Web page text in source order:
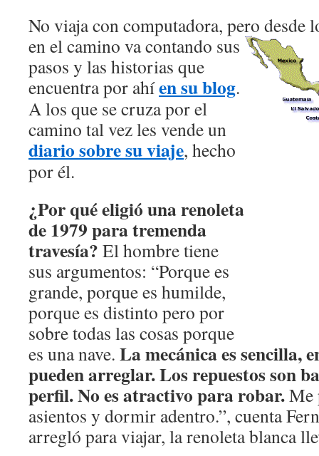
No viaja con computadora, pero desde
en el camino va contando sus
pasos y las historias que
encuentra por ahíen su blog.
A los que se cruza por el
camino tal vez les vende un
diario sobre su viaje, hecho
por él.
¿Por qué eligió una renoleta
de 1979 para tremenda
travesía? El hombre tiene
sus argumentos: “Porque es
grande, porque es humilde,
porque es distinto pero por
sobre todas las cosas porque
es una nave. La mecánica es sencilla,
pueden arreglar. Los repuestos son
perfil. No es atractivo para robar.Me
asientos y dormir adentro.”, cuenta
arregló para viajar, la renoleta blanca